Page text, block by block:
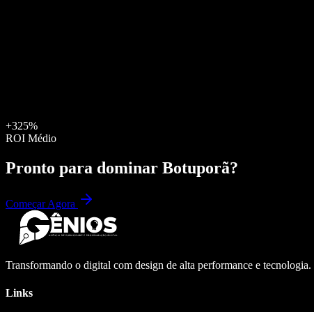
+325%
ROI Médio
Pronto para dominar Botuporã?
Começar Agora
Transformando o digital com design de alta performance e
Links